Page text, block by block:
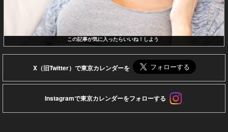
この記事が気に入ったらいいね！しよう
X（旧Twitter）で東京カレンダーを
Instagramで東京カレンダーをフォローする